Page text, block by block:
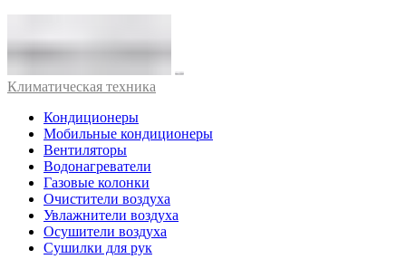
Климатическая техника
Кондиционеры
Мобильные кондиционеры
Вентиляторы
Водонагреватели
Газовые колонки
Очистители воздуха
Увлажнители воздуха
Осушители воздуха
Сушилки для рук